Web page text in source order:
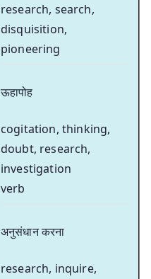
research, search,
disquisition,
pioneering
ऊहापोह
cogitation, thinking,
doubt, research,
investigation
verb
अनुसंधान करना
research, inquire,